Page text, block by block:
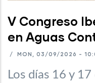
V Congreso
en Aguas
/ MON, 03/09/2026 -
Los días 16 y